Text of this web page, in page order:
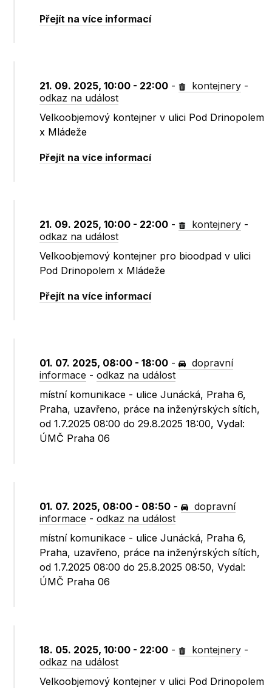
Přejít na více informací
21. 09. 2025, 10:00 - 22:00 - kontejnery -
odkaz na událost
Velkoobjemový kontejner v ulici Pod Drinopolem
x Mládeže
Přejít na více informací
21. 09. 2025, 10:00 - 22:00 - kontejnery -
odkaz na událost
Velkoobjemový kontejner pro bioodpad v ulici
Pod Drinopolem x Mládeže
Přejít na více informací
01. 07. 2025, 08:00 - 18:00 -
dopravní
informace -odkaz na událost
místní komunikace - ulice Junácká, Praha 6,
Praha, uzavřeno, práce na inženýrských sítích,
od 1.7.2025 08:00 do 29.8.2025 18:00, Vydal:
ÚMČ Praha 06
01. 07. 2025, 08:00 - 08:50 -
dopravní
informace -odkaz na událost
místní komunikace - ulice Junácká, Praha 6,
Praha, uzavřeno, práce na inženýrských sítích,
od 1.7.2025 08:00 do 25.8.2025 08:50, Vydal:
ÚMČ Praha 06
18. 05. 2025, 10:00 - 22:00 - kontejnery -
odkaz na událost
Velkoobjemový kontejner v ulici Pod Drinopolem